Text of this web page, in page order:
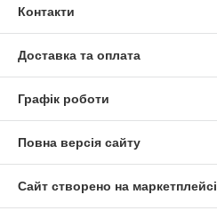
Контакти
Доставка та оплата
Графік роботи
Повна версія сайту
Сайт створено на маркетплейсі